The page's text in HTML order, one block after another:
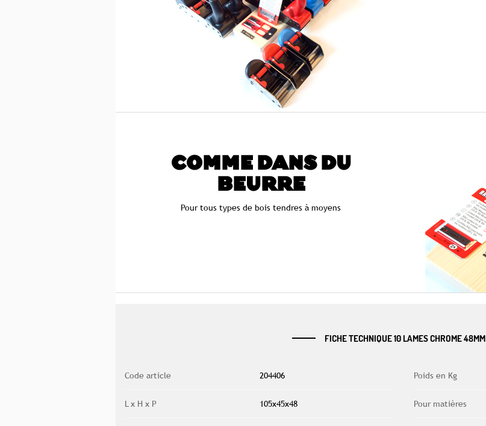
COMME DANS DU
BEURRE
Pour tous types de bois tendres à moyens
FICHE TECHNIQUE 10 LAMES CHROME 48MM
Code article 204406
L x H x P 105x45x48
Poids en Kg
Pour matières